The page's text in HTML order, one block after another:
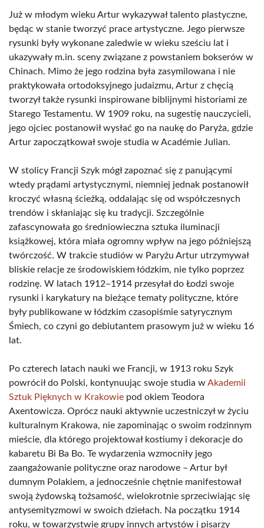
Już w młodym wieku Artur wykazywał talento plastyczne,
będąc w stanie tworzyć prace artystyczne. Jego pierwsze
rysunki były wykonane zaledwie w wieku sześciu lat i
ukazywały m.in. sceny związane z powstaniem bokserów w
Chinach. Mimo że jego rodzina była zasymilowana i nie
praktykowała ortodoksyjnego judaizmu, Artur z chęcią
tworzył także rysunki inspirowane biblijnymi historiami ze
Starego Testamentu. W 1909 roku, na sugestię nauczycieli,
jego ojciec postanowił wysłać go na naukę do Paryża, gdzie
Artur zapoczątkował swoje studia w Académie Julian.
W stolicy Francji Szyk mógł zapoznać się z panującymi
wtedy prądami artystycznymi, niemniej jednak postanowił
kroczyć własną ścieżką, oddalając się od współczesnych
trendów i skłaniając się ku tradycji. Szczególnie
zafascynowała go średniowieczna sztuka iluminacji
książkowej, która miała ogromny wpływ na jego późniejszą
twórczość. W trakcie studiów w Paryżu Artur utrzymywał
bliskie relacje ze środowiskiem łódzkim, nie tylko poprzez
rodzinę. W latach 1912–1914 przesyłał do Łodzi swoje
rysunki i karykatury na bieżące tematy polityczne, które
były publikowane w łódzkim czasopiśmie satyrycznym
Śmiech, co czyni go debiutantem prasowym już w wieku 16
lat.
Po czterech latach nauki we Francji, w 1913 roku Szyk
powrócił do Polski, kontynuując swoje studia wAkademii
Sztuk Pięknych w Krakowie pod okiem Teodora
Axentowicza. Oprócz nauki aktywnie uczestniczył w życiu
kulturalnym Krakowa, nie zapominając o swoim rodzinnym
mieście, dla którego projektował kostiumy i dekoracje do
kabaretu Bi Ba Bo. Te wydarzenia wzmocniły jego
zaangażowanie polityczne oraz narodowe – Artur był
dumnym Polakiem, a jednocześnie chętnie manifestował
swoją żydowską tożsamość, wielokrotnie sprzeciwiając się
antysemityzmowi w swoich dziełach. Na początku 1914
roku, w towarzystwie grupy innych artystów i pisarzy